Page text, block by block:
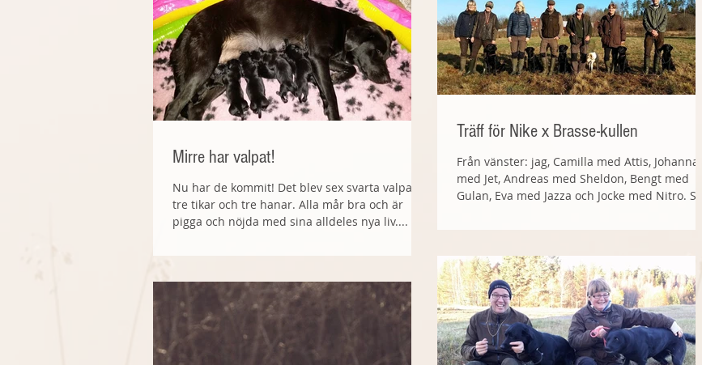
Mirre har valpat!
Nu har de kommit! Det blev sex svarta valpar:
tre tikar och tre hanar. Alla mår bra och är
pigga och nöjda med sina alldeles nya liv....
Träff för Nike x Brasse-kullen
Från vänster: jag, Camilla med Attis, Johanna
med Jet, Andreas med Sheldon, Bengt med
Gulan, Eva med Jazza och Jocke med Nitro. Sex